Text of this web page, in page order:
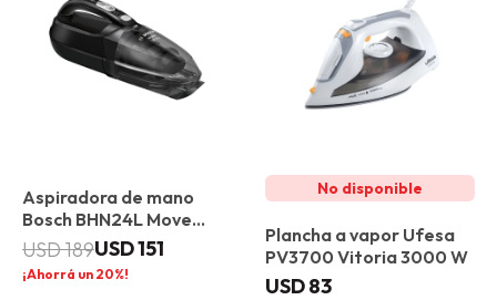
Aspiradora de mano
Bosch BHN24L Move
Lithium USD151
USD189
20
Plancha a vapor Ufesa
PV3700 Vitoria 3000 W
USD83